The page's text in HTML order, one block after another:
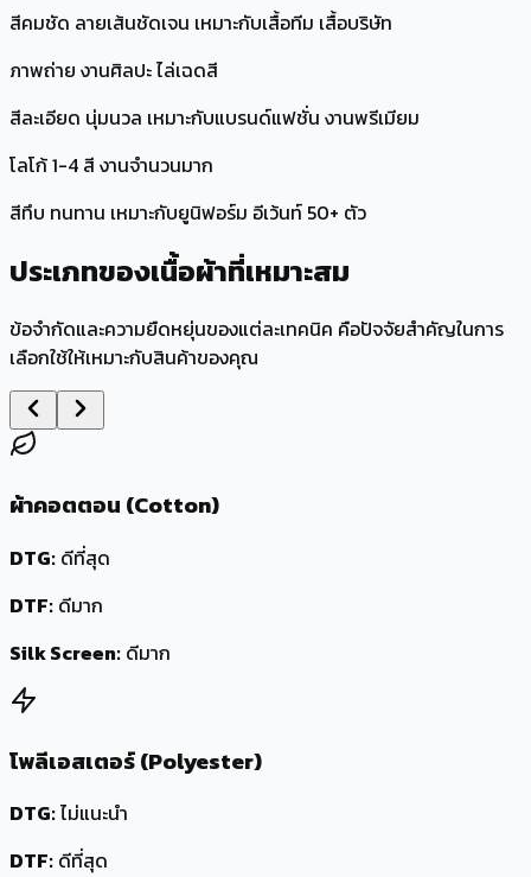
สีคมชัด ลายเส้นชัดเจน เหมาะกับเสื้อทีม เสื้อบริษัท
ภาพถ่าย งานศิลปะ ไล่เฉดสี
สีละเอียด นุ่มนวล เหมาะกับแบรนด์แฟชั่น งานพรีเมียม
โลโก้ 1-4 สี งานจำนวนมาก
สีทึบ ทนทาน เหมาะกับยูนิฟอร์ม อีเว้นท์ 50+ ตัว
ประเภทของเนื้อผ้าที่เหมาะสม
ข้อจำกัดและความยืดหยุ่นของแต่ละเทคนิค คือปัจจัยสำคัญในการ
เลือกใช้ให้เหมาะกับสินค้าของคุณ
ผ้าคอตตอน (Cotton)
DTG: ดีที่สุด
DTF: ดีมาก
Silk Screen: ดีมาก
โพลีเอสเตอร์ (Polyester)
DTG:ไม่แนะนำ
DTF: ดีที่สุด